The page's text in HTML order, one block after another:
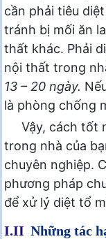
cần phải tiêu
tránh bị mối ăn
thất khác. Phải
nội thất trong
13 – 20 ngày.
là phòng chống
Vậy, cách tốt
trong nhà của
chuyên nghiệp.
phương pháp
để xử lý diệt tổ
I.II Những tác